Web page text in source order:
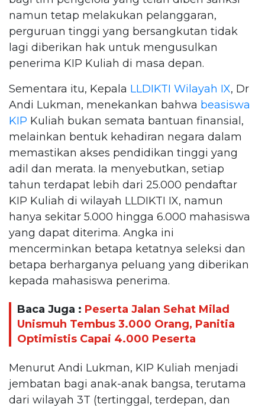
namun tetap melakukan pelanggaran,
perguruan tinggi yang bersangkutan tidak
lagi diberikan hak untuk mengusulkan
penerima KIP Kuliah di masa depan.
Sementara itu, Kepala LLDIKTI Wilayah IX, Dr
Andi Lukman, menekankan bahwa beasiswa
KIP Kuliah bukan semata bantuan finansial,
melainkan bentuk kehadiran negara dalam
memastikan akses pendidikan tinggi yang
adil dan merata. Ia menyebutkan, setiap
tahun terdapat lebih dari 25.000 pendaftar
KIP Kuliah di wilayah LLDIKTI IX, namun
hanya sekitar 5.000 hingga 6.000 mahasiswa
yang dapat diterima. Angka ini
mencerminkan betapa ketatnya seleksi dan
betapa berharganya peluang yang diberikan
kepada mahasiswa penerima.
Baca Juga : Peserta Jalan Sehat Milad
Unismuh Tembus 3.000 Orang, Panitia
Optimistis Capai 4.000 Peserta
Menurut Andi Lukman, KIP Kuliah menjadi
jembatan bagi anak-anak bangsa, terutama
dari wilayah 3T (tertinggal, terdepan, dan